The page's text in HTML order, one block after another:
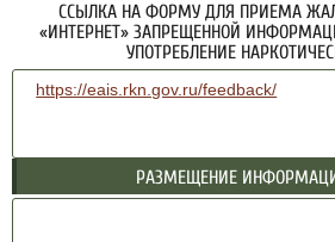
ССЫЛКА НА ФОРМУ ДЛЯ ПРИЕМА
«ИНТЕРНЕТ» ЗАПРЕЩЕННОЙ
УПОТРЕБЛЕНИЕ
https://eais.rkn.gov.ru/feedback/
РАЗМЕЩЕНИЕ